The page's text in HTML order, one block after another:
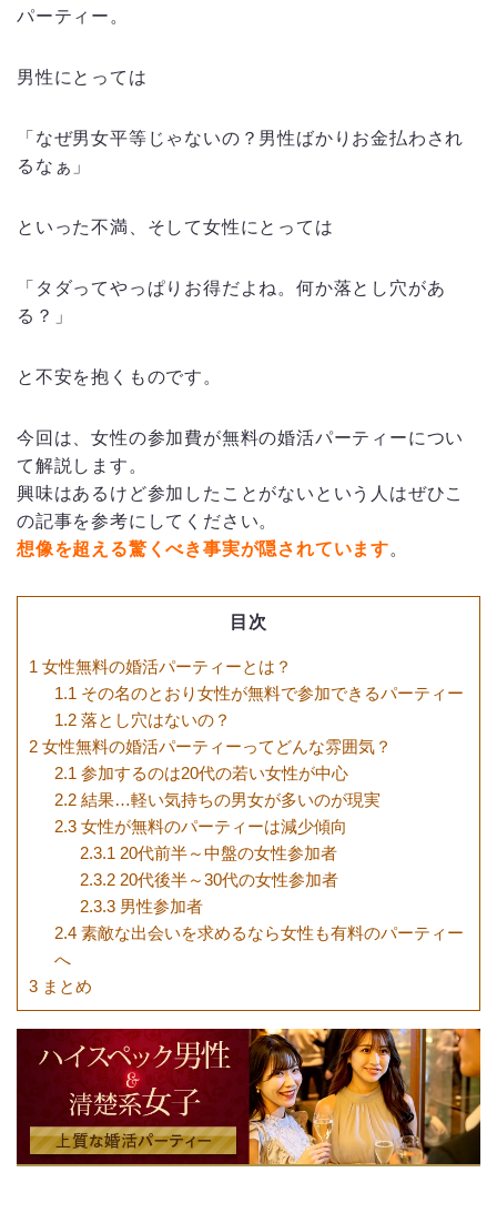
パーティー。
男性にとっては
「なぜ男女平等じゃないの？男性ばかりお金払わされ
るなぁ」
といった不満、そして女性にとっては
「タダってやっぱりお得だよね。何か落とし穴があ
る？」
と不安を抱くものです。
今回は、女性の参加費が無料の婚活パーティーについ
て解説します。
興味はあるけど参加したことがないという人はぜひこ
の記事を参考にしてください。
想像を超える驚くべき事実が隠されています。
目次
1 女性無料の婚活パーティーとは？
1.1 その名のとおり女性が無料で参加できるパーティー
1.2落とし穴はないの？
2 女性無料の婚活パーティーってどんな雰囲気？
2.1 参加するのは20代の若い女性が中心
2.2結果…軽い気持ちの男女が多いのが現実
2.3女性が無料のパーティーは減少傾向
2.3.1 20代前半～中盤の女性参加者
2.3.220代後半～30代の女性参加者
2.3.3男性参加者
2.4素敵な出会いを求めるなら女性も有料のパーティー
へ
3 まとめ